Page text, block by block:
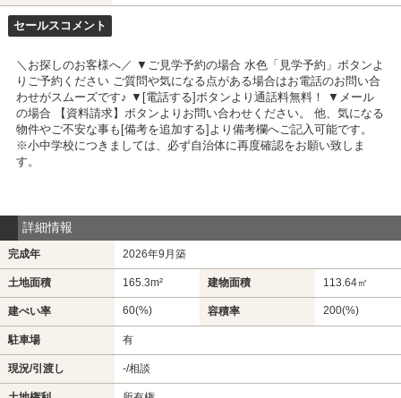
セールスコメント
＼お探しのお客様へ／ ▼ご見学予約の場合 水色「見学予約」ボタンよ
りご予約ください ご質問や気になる点がある場合はお電話のお問い合
わせがスムーズです♪ ▼[電話する]ボタンより通話料無料！ ▼メール
の場合 【資料請求】ボタンよりお問い合わせください。 他、気になる
物件やご不安な事も[備考を追加する]より備考欄へご記入可能です。
※小中学校につきましては、必ず自治体に再度確認をお願い致しま
す。
詳細情報
完成年 2026年9月築
土地面積 165.3m² 建物面積 113.64㎡
建ぺい率 60(%) 容積率 200(%)
駐車場 有
現況/引渡し -/相談